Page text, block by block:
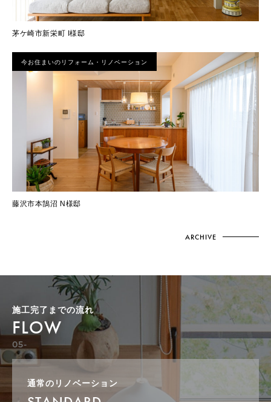
茅ケ崎市新栄町 I様邸
今お住まいのリフォーム・リノベーション
藤沢市本鵠沼 N様邸
ARCHIVE
施工完了までの流れ
FLOW
05-
通常のリノベーション